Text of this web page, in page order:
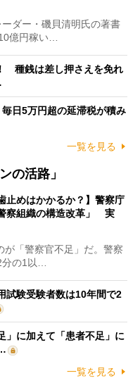
ダー・磯貝清明氏の著書
億円稼い…
種銭は差し押さえを免れ
日5万円超の延滞税が積み
一覧を見る
の活路」
止めはかかるか？】警察庁
察組織の構造改革」 実
「警察官不足」だ。警察
の1以…
試験受験者数は10年間で2
」に加えて「患者不足」に
一覧を見る